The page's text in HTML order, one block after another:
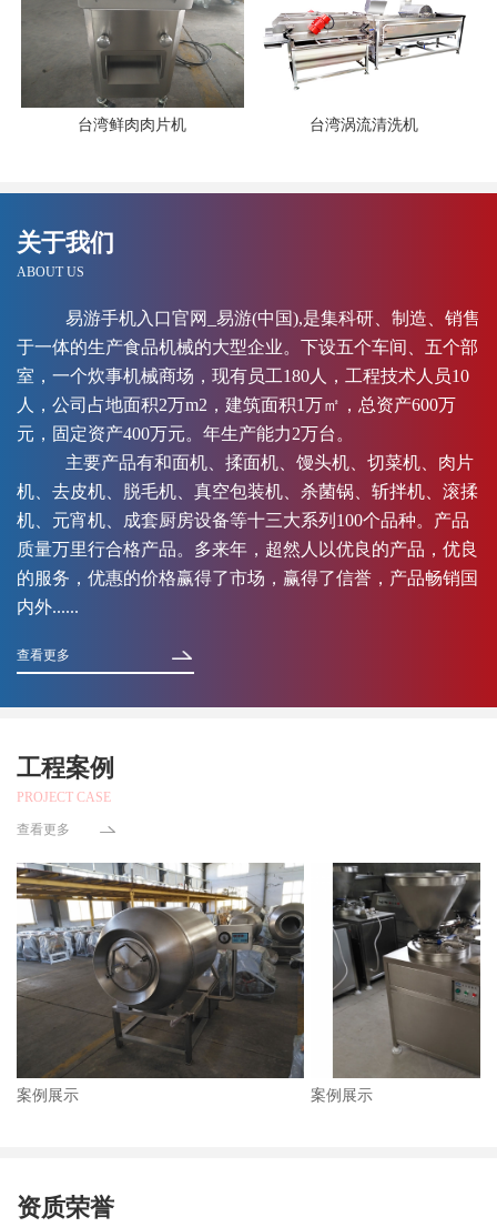
台湾鲜肉肉片机 台湾涡流清洗机
关于我们
ABOUT US
易游手机入口官网_易游(中国),是集科研、制造、销售
于一体的生产食品机械的大型企业。下设五个车间、五个部
室，一个炊事机械商场，现有员工180人，工程技术人员10
人，公司占地面积2万m2，建筑面积1万㎡，总资产600万
元，固定资产400万元。年生产能力2万台。
主要产品有和面机、揉面机、馒头机、切菜机、肉片
机、去皮机、脱毛机、真空包装机、杀菌锅、斩拌机、滚揉
机、元宵机、成套厨房设备等十三大系列100个品种。产品
质量万里行合格产品。多来年，超然人以优良的产品，优良
的服务，优惠的价格赢得了市场，赢得了信誉，产品畅销国
内外......
查看更多
工程案例
PROJECT CASE
查看更多
案例展示 案例展示
资质荣誉